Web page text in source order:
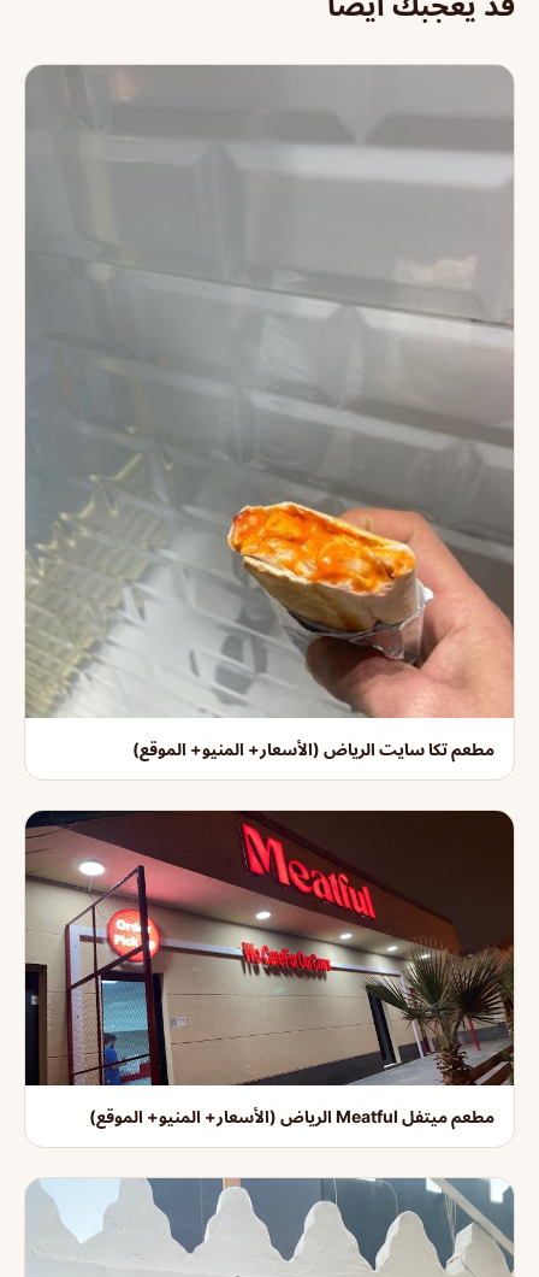
مطعم تكا سايت الرياض (الأسعار+ المنيو+ الموقع)
مطعم ميتفل Meatful الرياض (الأسعار+ المنيو+ الموقع)